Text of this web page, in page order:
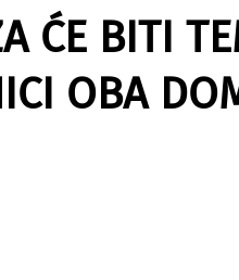
ĆE BITI
OBA